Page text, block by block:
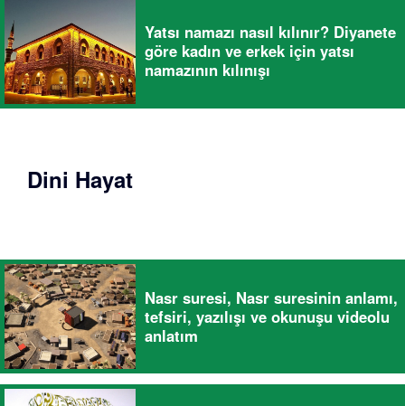
Yatsı namazı nasıl kılınır? Diyanete
göre kadın ve erkek için yatsı
namazının kılınışı
Dini Hayat
Nasr suresi, Nasr suresinin anlamı,
tefsiri, yazılışı ve okunuşu videolu
anlatım